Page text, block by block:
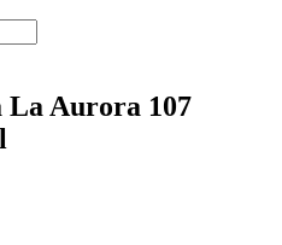
La Aurora 107